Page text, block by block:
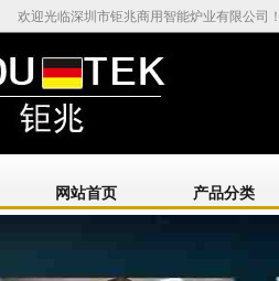
欢迎光临深圳市钜兆商用智能炉业有限公司
网站首页 产品分类